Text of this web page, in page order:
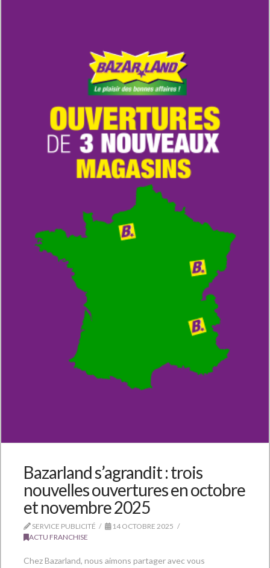
Bazarland s’agrandit : trois
nouvelles ouvertures en octobre
et novembre 2025
SERVICE PUBLICITÉ
14 OCTOBRE 2025
ACTU FRANCHISE
Chez Bazarland, nous aimons partager avec vous